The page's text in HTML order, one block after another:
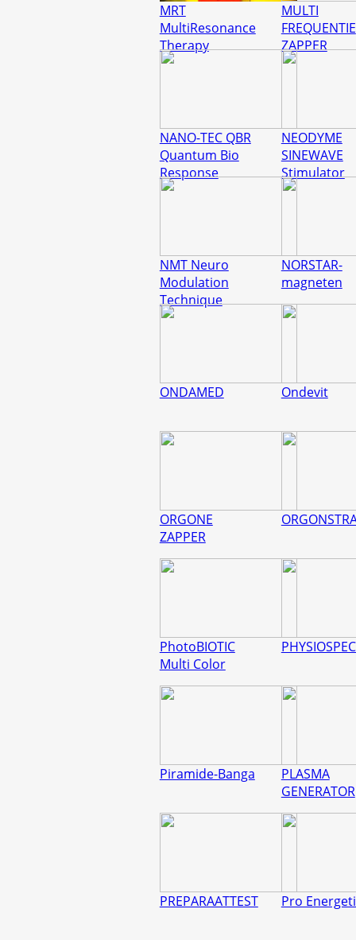
MRT
MultiResonance
Therapy
MULTI
FREQUENTIE
ZAPPER
NANO-TEC QBR
Quantum Bio
Response
NEODYME
SINEWAVE
Stimulator
NMT Neuro
Modulation
Technique
NORSTAR-
magneten
ONDAMED Ondevit
ORGONE
ZAPPER
PhotoBIOTIC
Multi Color
Piramide-Banga
PLASMA
GENERATOR
PREPARAATTEST Pro